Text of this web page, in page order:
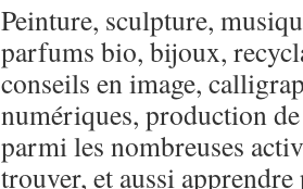
Peinture, sculpture,
parfums bio, bijoux,
conseils en image,
numériques, production
parmi les nombreuses
trouver, et aussi